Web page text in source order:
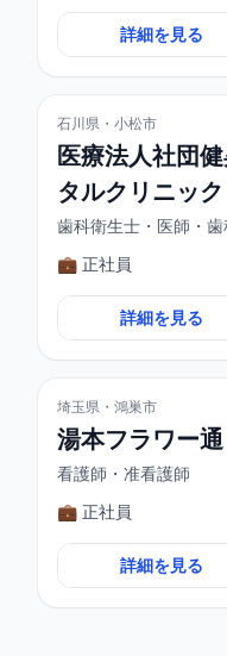
詳細を見る
石川県・小松市
医療法人社団
タルクリニック
歯科衛生士・医師・
💼 正社員
詳細を見る
埼玉県・鴻巣市
湯本フラワー
看護師・准看護師
💼 正社員
詳細を見る